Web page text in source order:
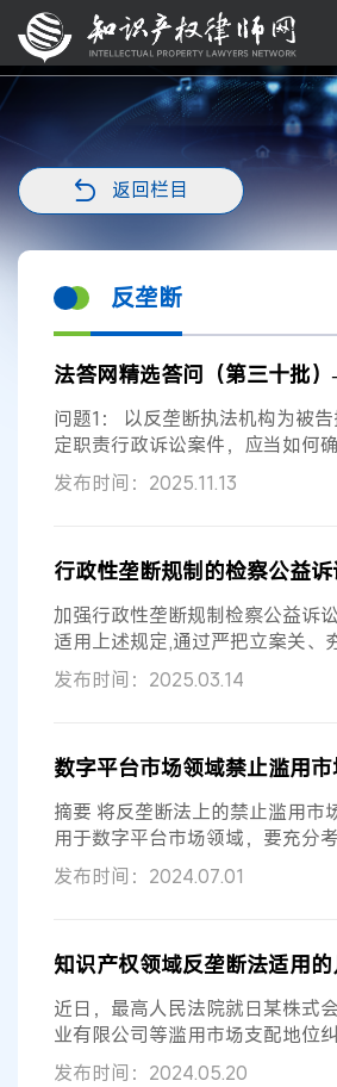
返回栏目
反垄断
问题1： 以反垄断执法机构为被
定职责行政诉讼案件，应当如何
见：以反垄断执法机构为被告提起
发布时间：2025.11.13
行政性垄断规制的检察公益
加强行政性垄断规制检察公益诉
适用上述规定,通过严把立案关、
聚多方合力完善检察监督与公平竞...
发布时间：2025.03.14
摘要 将反垄断法上的禁止滥用市
用于数字平台市场领域，要充分
点及数字平台市场的特点。界定数
发布时间：2024.07.01
知识产权领域反垄断法适用
近日，最高人民法院就日某株式
业有限公司等滥用市场支配地位
决，判决撤销一审判决，驳回宁波
发布时间：2024.05.20